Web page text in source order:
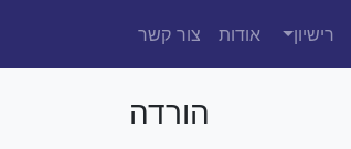
רישיון אודות צור קשר
הורדה